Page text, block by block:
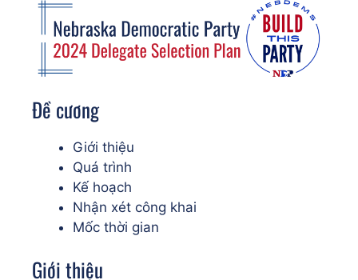
Đề cương
Giới thiệu
Quá trình
Kế hoạch
Nhận xét công khai
Mốc thời gian
Giới thiệu